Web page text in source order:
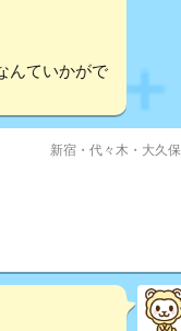
んていかがで
新宿・代々木・大久保